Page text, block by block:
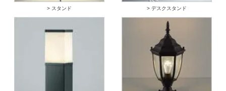
> スタンド > デスクスタンド